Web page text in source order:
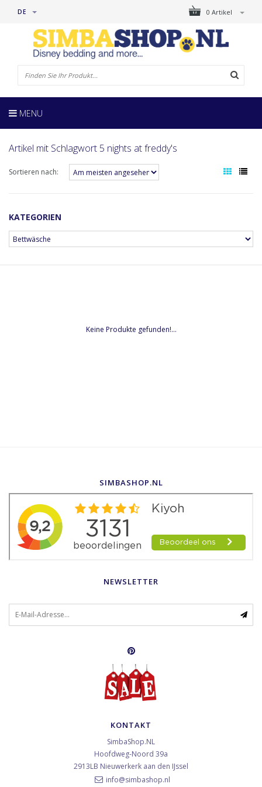
0 Artikel
DE
MENU
Artikel mit Schlagwort 5 nights at freddy's
Sortieren nach:
KATEGORIEN
Keine Produkte gefunden!...
SIMBASHOP.NL
NEWSLETTER
KONTAKT
SimbaShop.NL
Hoofdweg-Noord 39a
2913LB Nieuwerkerk aan den IJssel
info@simbashop.nl